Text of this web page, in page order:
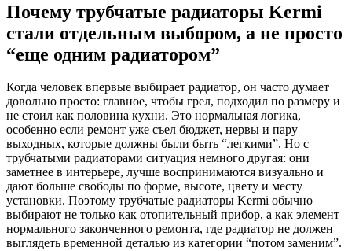
Почему трубчатые радиаторы Kermi
стали отдельным выбором, а не просто
“еще одним радиатором”
Когда человек впервые выбирает радиатор, он часто думает
довольно просто: главное, чтобы грел, подходил по размеру и
не стоил как половина кухни. Это нормальная логика,
особенно если ремонт уже съел бюджет, нервы и пару
выходных, которые должны были быть “легкими”. Но с
трубчатыми радиаторами ситуация немного другая: они
заметнее в интерьере, лучше воспринимаются визуально и
дают больше свободы по форме, высоте, цвету и месту
установки. Поэтому трубчатые радиаторы Kermi обычно
выбирают не только как отопительный прибор, а как элемент
нормального законченного ремонта, где радиатор не должен
выглядеть временной деталью из категории “потом заменим”.